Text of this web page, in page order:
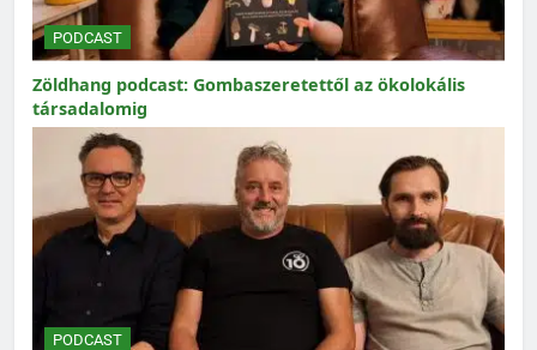
PODCAST
Zöldhang podcast: Gombaszeretettől az ökolokális
társadalomig
PODCAST